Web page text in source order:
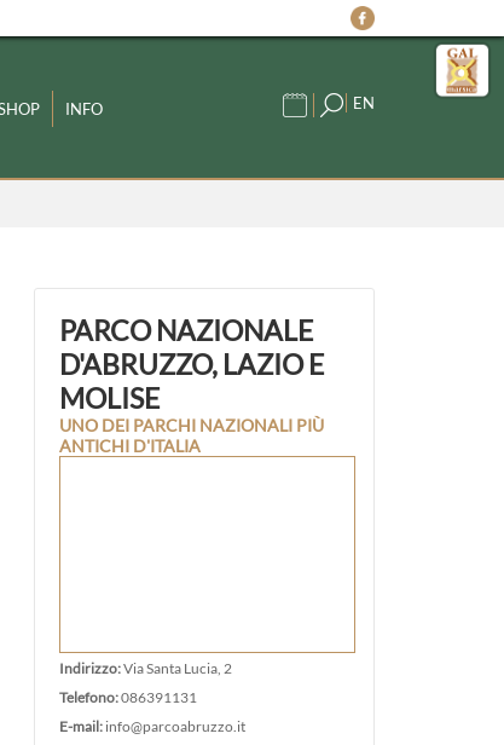
INFO EN
PARCO NAZIONALE
D'ABRUZZO, LAZIO E
MOLISE
UNO DEI PARCHI NAZIONALI PIÙ
ANTICHI D'ITALIA
Indirizzo:Via Santa Lucia, 2
Telefono:086391131
E-mail: info@parcoabruzzo.it